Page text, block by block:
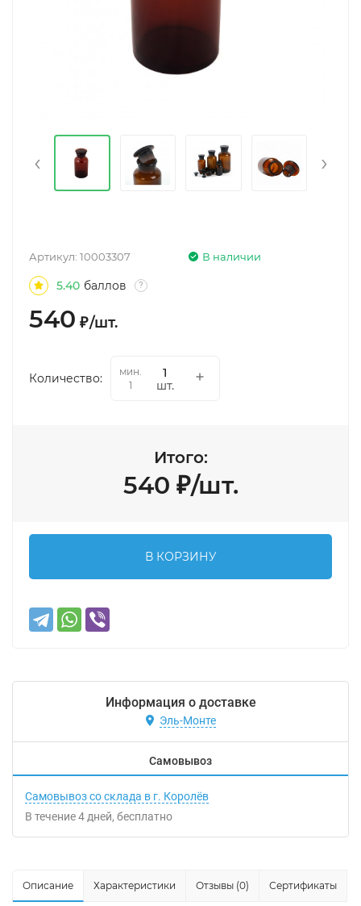
‹ ›
В наличии
Артикул: 10003307
5.40 баллов ?
540 ₽/шт.
Количество:
мин.
1
шт.
Итого:
540 ₽/шт.
В КОРЗИНУ
Информация о доставке
Эль-Монте
Самовывоз
Самовывоз со склада в г. Королёв
В течение4 дней Бесплатно
Описание Характеристики Отзывы (0) Сертификаты